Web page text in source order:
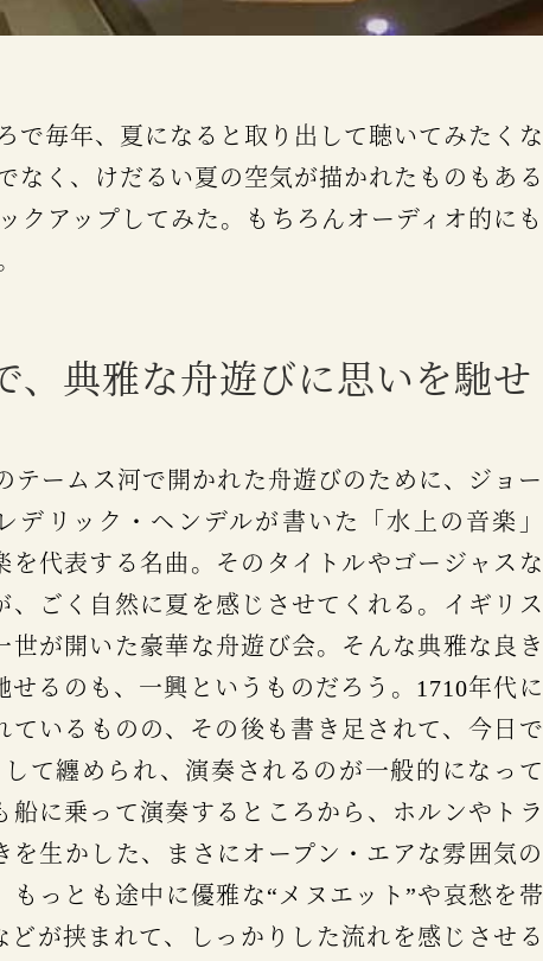
なく、けだるい夏の空気が描かれたものもある
クアップしてみた。もちろんオーディオ的にも
典雅な舟遊びに思いを馳せ
デリック・ヘンデルが書いた「水上の音楽」
を代表する名曲。そのタイトルやゴージャスな
、ごく自然に夏を感じさせてくれる。イギリス
世が開いた豪華な舟遊び会。そんな典雅な良き
せるのも、一興というものだろう。1710年代に
ているものの、その後も書き足されて、今日で
て纏められ、演奏されるのが一般的になって
船に乗って演奏するところから、ホルンやトラ
を生かした、まさにオープン・エアな雰囲気の
もっとも途中に優雅な“メヌエット”や哀愁を帯
どが挟まれて、しっかりした流れを感じさせる